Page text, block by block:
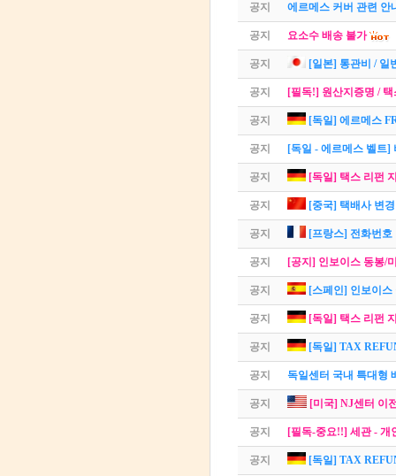
공지 에르메스 커버 관련 안
공지 요소수 배송 불가
공지 [일본] 통관비 / 일
공지 [필독!] 원산지증명 /
공지 [독일] 에르메스
공지 [독일 - 에르메스 벨트]
공지 [독일] 택스 리펀
공지 [중국] 택배사 변
공지 [프랑스] 전화번호
공지 [공지] 인보이스 동봉/
공지 [스페인] 인보이스
공지 [독일] 택스 리펀
공지 [독일] TAX
공지 독일센터 국내 특대형
공지 [미국] NJ센터 이
공지 [필독-중요!!] 세관 - 개
공지 [독일] TAX